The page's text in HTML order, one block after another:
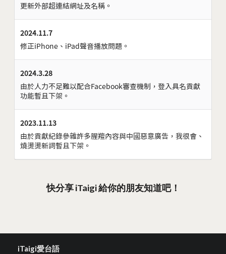
更新外部超連結網址及名稱。
2024.11.7
修正iPhone、iPad聲音播放問題。
2024.3.28
由於人力不足難以配合Facebook審查機制，登入具名貢獻
功能暫且下架。
2023.11.13
由於貢獻紀錄參雜許多腥羶內容與中國惡意廣告，我很會、
燒燙燙新詞暫且下架。
快分享 iTaigi 給你的朋友知道吧！
iTaigi愛台語